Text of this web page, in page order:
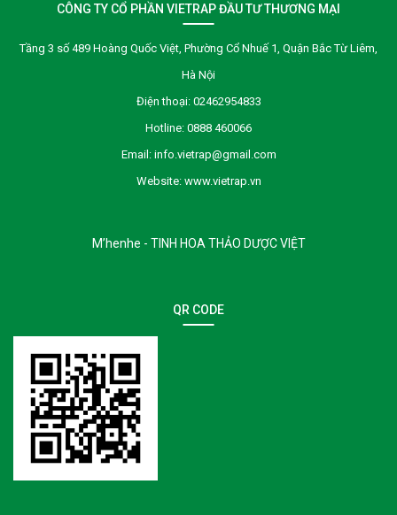
CÔNG TY CỔ PHẦN VIETRAP ĐẦU TƯ THƯƠNG MẠI
Tầng 3 số 489 Hoàng Quốc Việt, Phường Cổ Nhuế 1, Quận Bắc Từ Liêm,
Hà Nội
Điện thoại:02462954833
Hotline: 0888 460066
Email:info.vietrap@gmail.com
Website:www.vietrap.vn
M’henhe - TINH HOA THẢO DƯỢC VIỆT
QR CODE